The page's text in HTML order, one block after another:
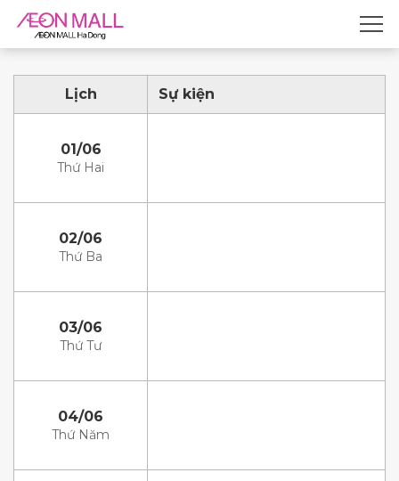
Lịch Sự kiện
01/06
Thứ Hai
02/06
Thứ Ba
03/06
Thứ Tư
04/06
Thứ Năm